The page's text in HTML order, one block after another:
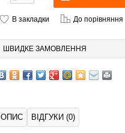
В закладки До порівняння
ШВИДКЕ ЗАМОВЛЕННЯ
ОПИС ВІДГУКИ (0)